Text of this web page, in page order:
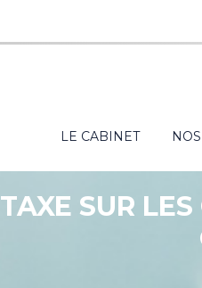
Principal
LE CABINET
TAXE SUR